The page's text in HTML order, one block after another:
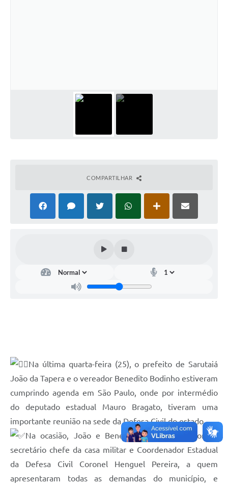
COMPARTILHAR
Na última quarta-feira (25), o prefeito de Sarutaiá
João da Tapera e o vereador Benedito Bodinho estiveram
cumprindo agenda em São Paulo, onde por intermédio
do deputado estadual Mauro Bragato, tiveram uma
importante reunião na sede da Defesa Civil do estado.
Na ocasião, João e Benedito se reuniram com o
secretário chefe da casa militar e Coordenador Estadual
da Defesa Civil Coronel Henguel Pereira, a quem
apresentaram todas as demandas do município, e